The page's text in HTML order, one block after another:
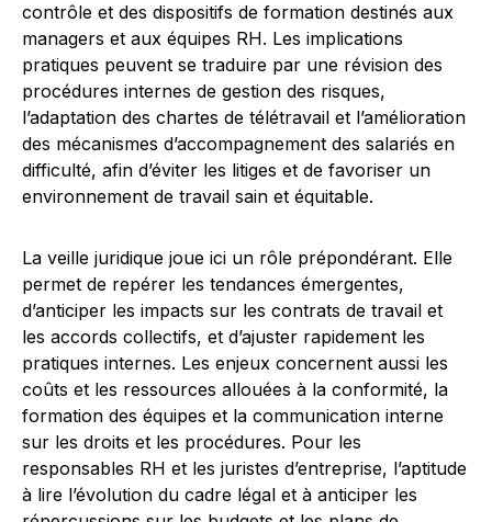
contrôle et des dispositifs de formation destinés aux
managers et aux équipes RH. Les implications
pratiques peuvent se traduire par une révision des
procédures internes de gestion des risques,
l’adaptation des chartes de télétravail et l’amélioration
des mécanismes d’accompagnement des salariés en
difficulté, afin d’éviter les litiges et de favoriser un
environnement de travail sain et équitable.
La veille juridique joue ici un rôle prépondérant. Elle
permet de repérer les tendances émergentes,
d’anticiper les impacts sur les contrats de travail et
les accords collectifs, et d’ajuster rapidement les
pratiques internes. Les enjeux concernent aussi les
coûts et les ressources allouées à la conformité, la
formation des équipes et la communication interne
sur les droits et les procédures. Pour les
responsables RH et les juristes d’entreprise, l’aptitude
à lire l’évolution du cadre légal et à anticiper les